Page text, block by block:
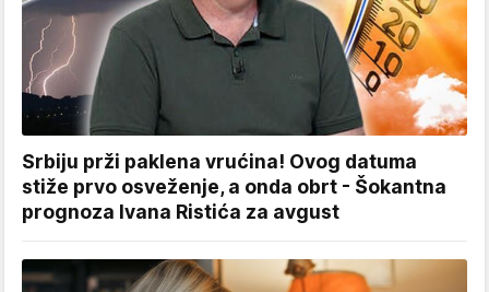
Srbiju prži paklena vrućina! Ovog datuma
stiže prvo osveženje, a onda obrt - Šokantna
prognoza Ivana Ristića za avgust